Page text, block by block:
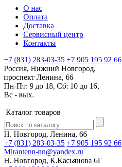
О нас
Оплата
Доставка
Сервисный центр
Контакты
+7 (831) 283-03-35 +7 905 195 92 66
Россия, Нижний Новгород,
проспект Ленина, 66
Пн-Пт: 9 до 18, Сб: 10 до 16,
Вс - вых.
Каталог товаров
Н. Новгород, Ленина, 66
+7 (831) 283-03-35 +7 905 195 92 66
Mirantenn-nn@yandex.ru
Н. Новгород, К.Касьянова 6Г